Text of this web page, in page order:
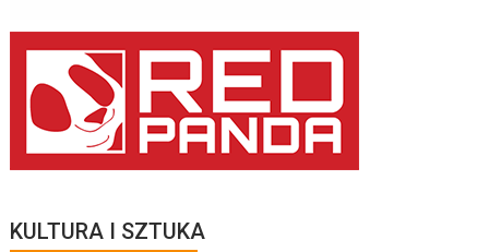
KULTURA I SZTUKA